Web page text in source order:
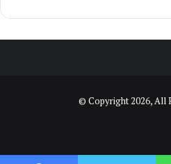
© Copyright 2026, All